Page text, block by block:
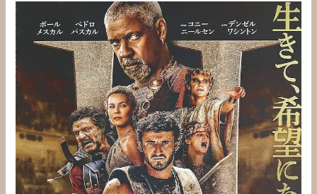
グ
ラ
デ
ィ
エ
ー
タ
ー
２
英
雄
を
呼